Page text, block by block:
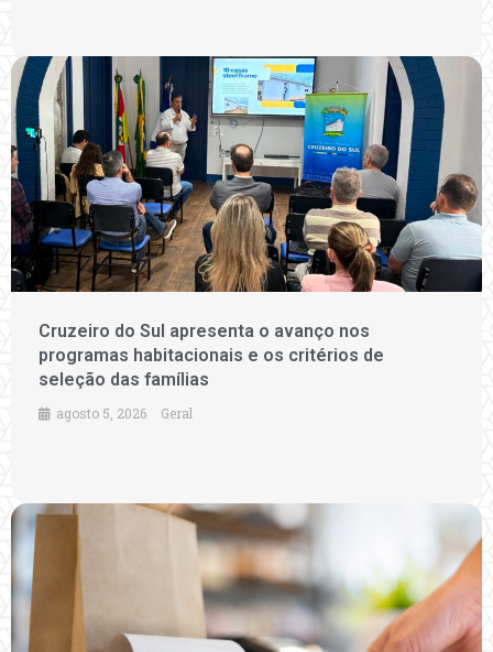
Cruzeiro do Sul apresenta o avanço nos
programas habitacionais e os critérios de
seleção das famílias
agosto 5, 2026 Geral